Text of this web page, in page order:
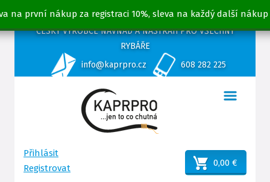
na první nákup za registraci 10%, sleva na každý další nákup
ČESKÝ VÝROBCE NÁVNAD A NÁSTRAH PRO VŠECHNY
RYBÁŘE
info@kaprpro.cz
608 282 225
Přihlásit
Registrovat
0,00 €